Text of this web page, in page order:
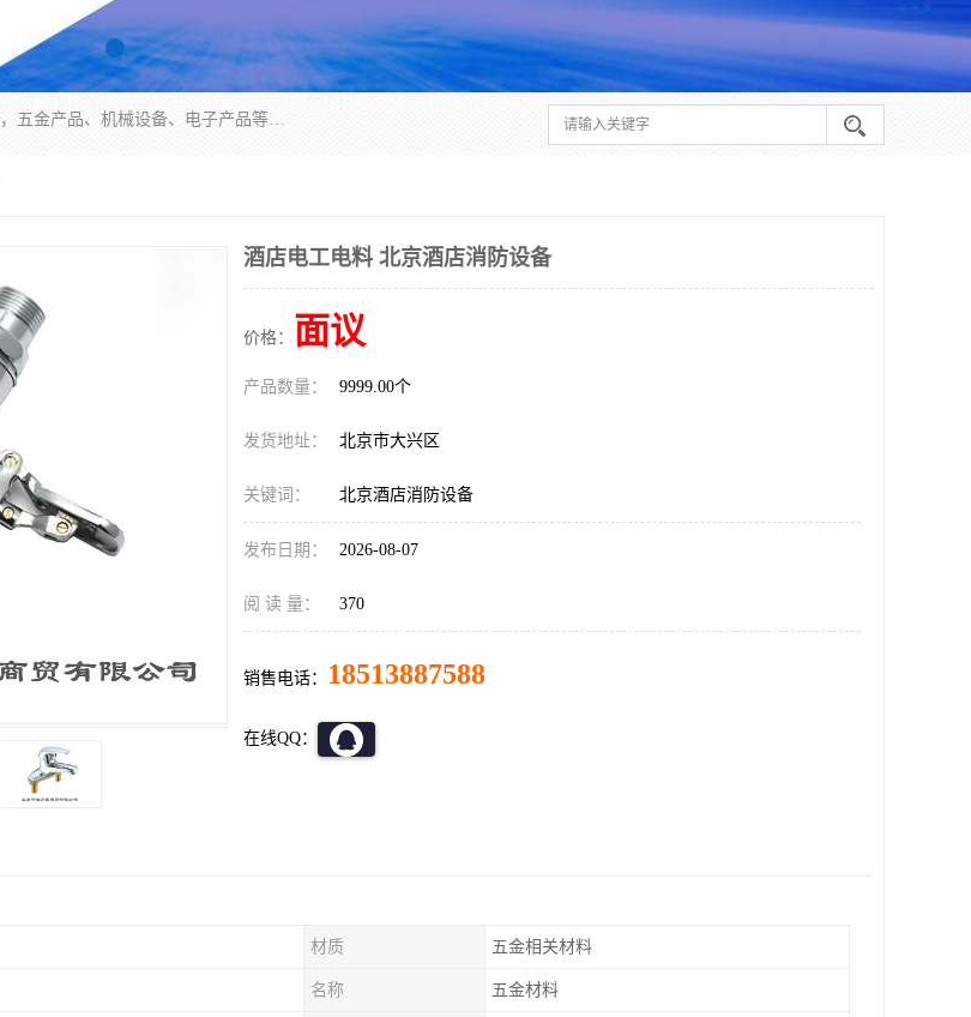
北京华信万佳商贸有限公司主要经营销售食用农产品、建筑材料，五金产品、机械设备、电子产品等。 我们有好的产品和专业的销售和技术团队，始终为客户提供好的产品和技术支持、健全的售后服务，如果您对我公司的产品服务有兴趣，期待您在线留言或者来电咨询!
酒店电工电料 北京酒店消防设备
价格： 面议
产品数量： 9999.00个
发货地址： 北京市大兴区
关键词： 北京酒店消防设备
发布日期： 2026-08-07
阅 读 量： 370
销售电话： 18513887588
在线QQ：
材质 五金相关材料
名称 五金材料